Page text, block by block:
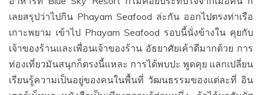
เลยสรุปว่าไปกิน Phayam Seafood ล่ะกัน ออกไปตรงท่าเรือ
เกาะพยาม เข้าไป Phayam Seafood รอบนี้นั่งข้างใน คุยกับ
เจ้าของร้านและเพื่อนเจ้าของร้าน อัธยาศัยเค้าดีมากด้วย การ
ท่องเที่ยวมันสนุกก็ตรงนี้แหละ การได้พบปะ พูดคุย แลกเปลี่ยน
เรียนรู้ความเป็นอยู่ของคนในพื้นที่ วัฒนธรรมของแต่ละที่ อิน